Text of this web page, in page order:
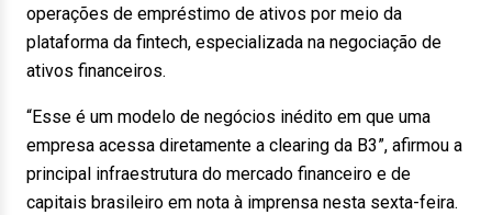
operações de empréstimo de ativos por meio da
plataforma da fintech, especializada na negociação de
ativos financeiros.
“Esse é um modelo de negócios inédito em que uma
empresa acessa diretamente a clearing da B3”, afirmou a
principal infraestrutura do mercado financeiro e de
capitais brasileiro em nota à imprensa nesta sexta-feira.